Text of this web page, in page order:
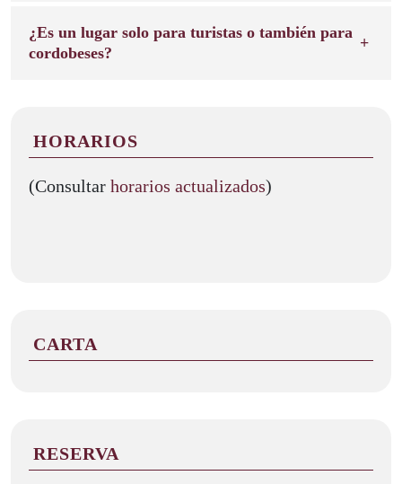
¿Es un lugar solo para turistas o también para
cordobeses?
HORARIOS
(Consultar horarios actualizados)
CARTA
RESERVA